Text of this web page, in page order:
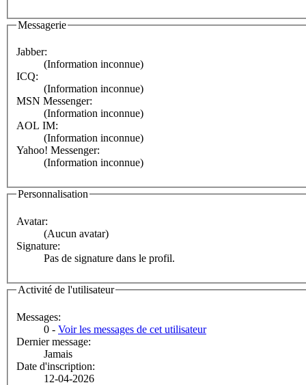
Messagerie
Jabber:
(Information inconnue)
ICQ:
(Information inconnue)
MSN Messenger:
(Information inconnue)
AOL IM:
(Information inconnue)
Yahoo! Messenger:
(Information inconnue)
Personnalisation
Avatar:
(Aucun avatar)
Signature:
Pas de signature dans le profil.
Activité de l'utilisateur
Messages:
0 - Voir les messages de cet utilisateur
Dernier message:
Jamais
Date d'inscription:
12-04-2026